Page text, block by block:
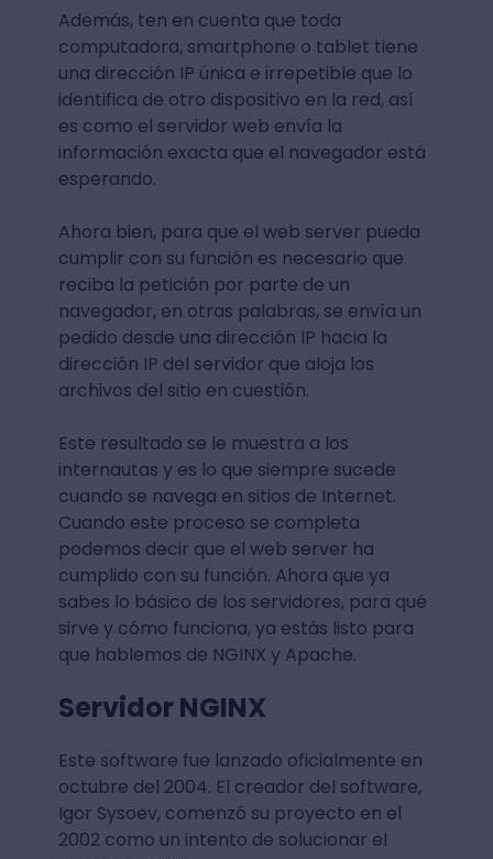
Además, ten en cuenta que toda
computadora, smartphone o tablet tiene
una dirección IP única e irrepetible que lo
identifica de otro dispositivo en la red, así
es como el servidor web envía la
información exacta que el navegador está
esperando.
Ahora bien, para que el web server pueda
cumplir con su función es necesario que
reciba la petición por parte de un
navegador, en otras palabras, se envía un
pedido desde una dirección IP hacia la
dirección IP del servidor que aloja los
archivos del sitio en cuestión.
Este resultado se le muestra a los
internautas y es lo que siempre sucede
cuando se navega en sitios de Internet.
Cuando este proceso se completa
podemos decir que el web server ha
cumplido con su función. Ahora que ya
sabes lo básico de los servidores, para qué
sirve y cómo funciona, ya estás listo para
que hablemos de NGINX y Apache.
Servidor NGINX
Este software fue lanzado oficialmente en
octubre del 2004. El creador del software,
Igor Sysoev, comenzó su proyecto en el
2002 como un intento de solucionar el